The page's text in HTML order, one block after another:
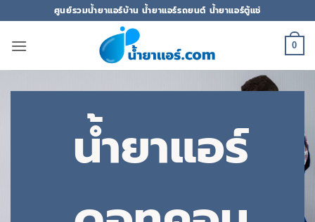
ไป
ยัง
ศูนย์รวมน้ำยาแอร์บ้าน น้ำยาแอร์รถยนต์ น้ำยาแอร์ตู้แช่
0
น้ำยาแอร์